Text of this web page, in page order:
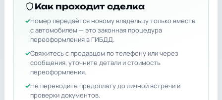
Как проходит сделка
Номер передаётся новому владельцу только вместе
с автомобилем — это законная процедура
переоформления в ГИБДД.
Свяжитесь с продавцом по телефону или через
сообщения, уточните детали и стоимость
переоформления.
Не переводите предоплату до личной встречи и
проверки документов.